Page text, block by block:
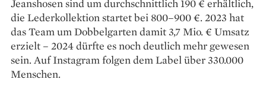
Jeanshosen sind um durchschnittlich 190 € erhältlich,
die Lederkollektion startet bei 800–900 €. 2023 hat
das Team um Dobbelgarten damit 3,7 Mio. € Umsatz
erzielt – 2024 dürfte es noch deutlich mehr gewesen
sein. Auf Instagram folgen dem Label über 330.000
Menschen.